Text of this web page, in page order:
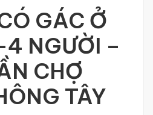
GÁC Ở
NGƯỜI –
CHỢ
TÂY